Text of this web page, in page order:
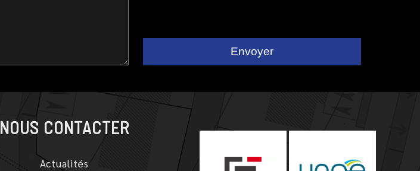
NOUS CONTACTER
Actualités